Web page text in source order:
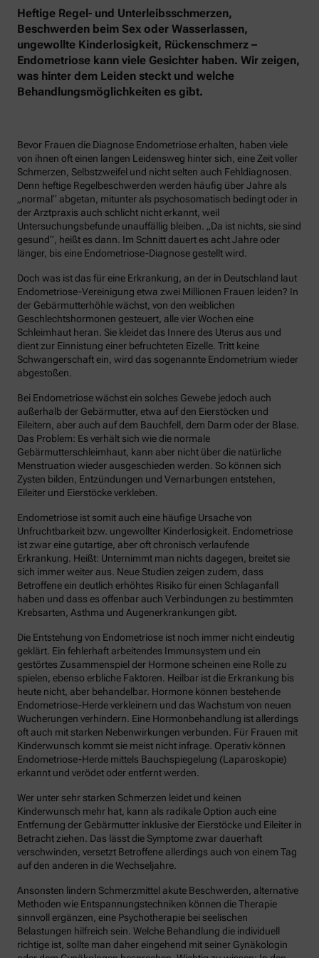
Heftige Regel- und Unterleibsschmerzen,
Beschwerden beim Sex oder Wasserlassen,
ungewollte Kinderlosigkeit, Rückenschmerz –
Endometriose kann viele Gesichter haben. Wir zeigen,
was hinter dem Leiden steckt und welche
Behandlungsmöglichkeiten es gibt.
Bevor Frauen die Diagnose Endometriose erhalten, haben viele
von ihnen oft einen langen Leidensweg hinter sich, eine Zeit voller
Schmerzen, Selbstzweifel und nicht selten auch Fehldiagnosen.
Denn heftige Regelbeschwerden werden häufig über Jahre als
„normal“ abgetan, mitunter als psychosomatisch bedingt oder in
der Arztpraxis auch schlicht nicht erkannt, weil
Untersuchungsbefunde unauffällig bleiben. „Da ist nichts, sie sind
gesund“, heißt es dann. Im Schnitt dauert es acht Jahre oder
länger, bis eine Endometriose-Diagnose gestellt wird.
Doch was ist das für eine Erkrankung, an der in Deutschland laut
Endometriose-Vereinigung etwa zwei Millionen Frauen leiden? In
der Gebärmutterhöhle wächst, von den weiblichen
Geschlechtshormonen gesteuert, alle vier Wochen eine
Schleimhaut heran. Sie kleidet das Innere des Uterus aus und
dient zur Einnistung einer befruchteten Eizelle. Tritt keine
Schwangerschaft ein, wird das sogenannte Endometrium wieder
abgestoßen.
Bei Endometriose wächst ein solches Gewebe jedoch auch
außerhalb der Gebärmutter, etwa auf den Eierstöcken und
Eileitern, aber auch auf dem Bauchfell, dem Darm oder der Blase.
Das Problem: Es verhält sich wie die normale
Gebärmutterschleimhaut, kann aber nicht über die natürliche
Menstruation wieder ausgeschieden werden. So können sich
Zysten bilden, Entzündungen und Vernarbungen entstehen,
Eileiter und Eierstöcke verkleben.
Endometriose ist somit auch eine häufige Ursache von
Unfruchtbarkeit bzw. ungewollter Kinderlosigkeit. Endometriose
ist zwar eine gutartige, aber oft chronisch verlaufende
Erkrankung. Heißt: Unternimmt man nichts dagegen, breitet sie
sich immer weiter aus. Neue Studien zeigen zudem, dass
Betroffene ein deutlich erhöhtes Risiko für einen Schlaganfall
haben und dass es offenbar auch Verbindungen zu bestimmten
Krebsarten, Asthma und Augenerkrankungen gibt.
Die Entstehung von Endometriose ist noch immer nicht eindeutig
geklärt. Ein fehlerhaft arbeitendes Immunsystem und ein
gestörtes Zusammenspiel der Hormone scheinen eine Rolle zu
spielen, ebenso erbliche Faktoren. Heilbar ist die Erkrankung bis
heute nicht, aber behandelbar. Hormone können bestehende
Endometriose-Herde verkleinern und das Wachstum von neuen
Wucherungen verhindern. Eine Hormonbehandlung ist allerdings
oft auch mit starken Nebenwirkungen verbunden. Für Frauen mit
Kinderwunsch kommt sie meist nicht infrage. Operativ können
Endometriose-Herde mittels Bauchspiegelung (Laparoskopie)
erkannt und verödet oder entfernt werden.
Wer unter sehr starken Schmerzen leidet und keinen
Kinderwunsch mehr hat, kann als radikale Option auch eine
Entfernung der Gebärmutter inklusive der Eierstöcke und Eileiter in
Betracht ziehen. Das lässt die Symptome zwar dauerhaft
verschwinden, versetzt Betroffene allerdings auch von einem Tag
auf den anderen in die Wechseljahre.
Ansonsten lindern Schmerzmittel akute Beschwerden, alternative
Methoden wie Entspannungstechniken können die Therapie
sinnvoll ergänzen, eine Psychotherapie bei seelischen
Belastungen hilfreich sein. Welche Behandlung die individuell
richtige ist, sollte man daher eingehend mit seiner Gynäkologin